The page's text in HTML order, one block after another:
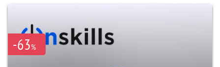
-63%